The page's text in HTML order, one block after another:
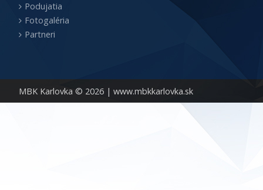
MBK Karlovka © 2026 | www.mbkkarlovka.sk
Podujatia
Fotogaléria
Partneri